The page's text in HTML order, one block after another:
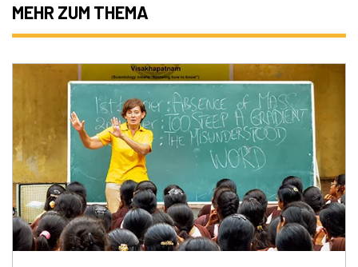
MEHR ZUM THEMA